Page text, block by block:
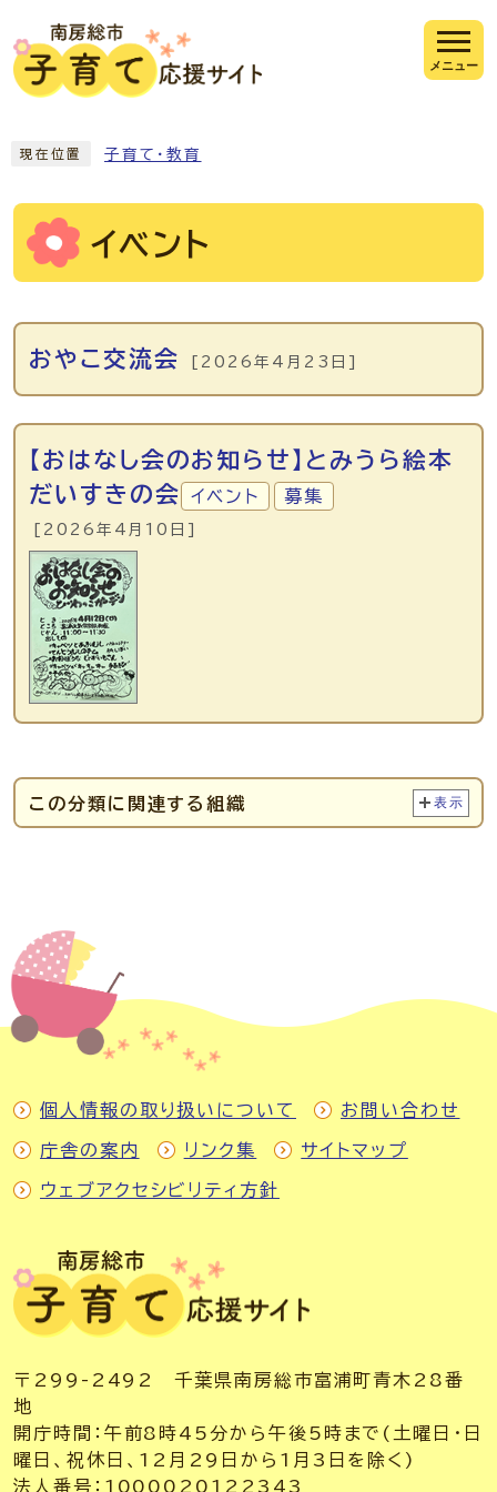
メニュー
現在位置 子育て・教育
イベント
メインメニュー
おやこ交流会 [2026年4月23日]
【おはなし会のお知らせ】とみうら絵本
だいすきの会
イベント 募集
[2026年4月10日]
この分類に関連する組織 表示
個人情報の取り扱いについて お問い合わせ
庁舎の案内 リンク集 サイトマップ
ウェブアクセシビリティ方針
〒299-2492 千葉県南房総市富浦町青木28番
地
開庁時間：午前8時45分から午後5時まで(土曜日・日
曜日、祝休日、12月29日から1月3日を除く)
法人番号：1000020122343